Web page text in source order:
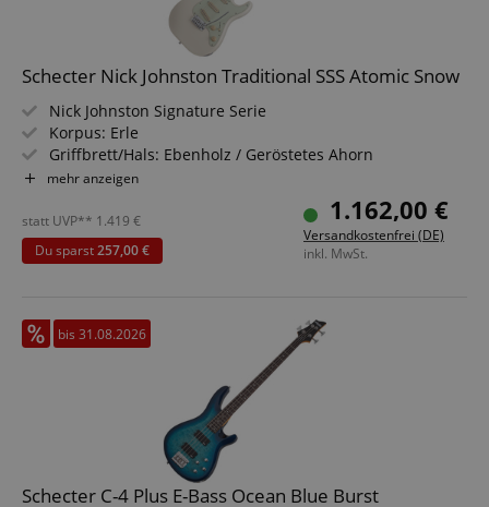
Schecter Nick Johnston Traditional SSS Atomic Snow
Nick Johnston Signature Serie
Korpus: Erle
Griffbrett/Hals: Ebenholz / Geröstetes Ahorn
Tonabnehmer: 3x Schecter Diamond Nick Johnston
Farbe & Finish: Atomic Snow, Gloss
mehr anzeigen
1.162,00 €
Versandkostenfrei (DE)
inkl. MwSt.
statt UVP** 1.419 €
Du sparst257,00 €
bis 31.08.2026
Schecter C-4 Plus E-Bass Ocean Blue Burst